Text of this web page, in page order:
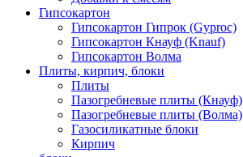
Гипсокартон
Гипсокартон Гипрок (Gyproc)
Гипсокартон Кнауф (Knauf)
Гипсокартон Волма
Плиты, кирпич, блоки
Плиты
Пазогребневые плиты (Кнауф)
Пазогребневые плиты (Волма)
Газосиликатные блоки
Кирпич